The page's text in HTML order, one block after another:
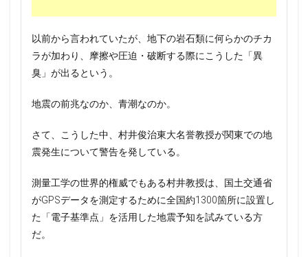
以前から言われていたが、地下の岩石類に何らかのチカ
ラが加わり、摩擦や圧迫・破断する際にこうした「異
臭」が出るという。
地震の前兆なのか、青潮なのか。
さて、こうした中、村井俊治東大名誉教授が関東での地
震発生について警告を発している。
測量工学の世界的権威でもある村井教授は、国土交通省
がGPSデータを測定するために全国約1300箇所に設置し
た「電子基準点」を活用した地震予知を試みている方
だ。